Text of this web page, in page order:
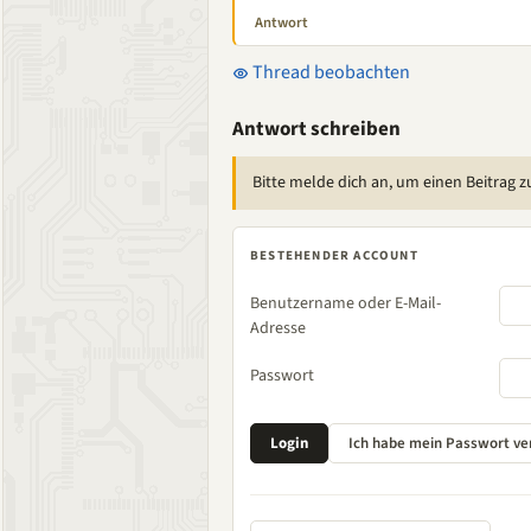
Antwort
Thread beobachten
Antwort schreiben
Bitte melde dich an, um einen Beitrag
BESTEHENDER ACCOUNT
Benutzername oder E-Mail-
Adresse
Passwort